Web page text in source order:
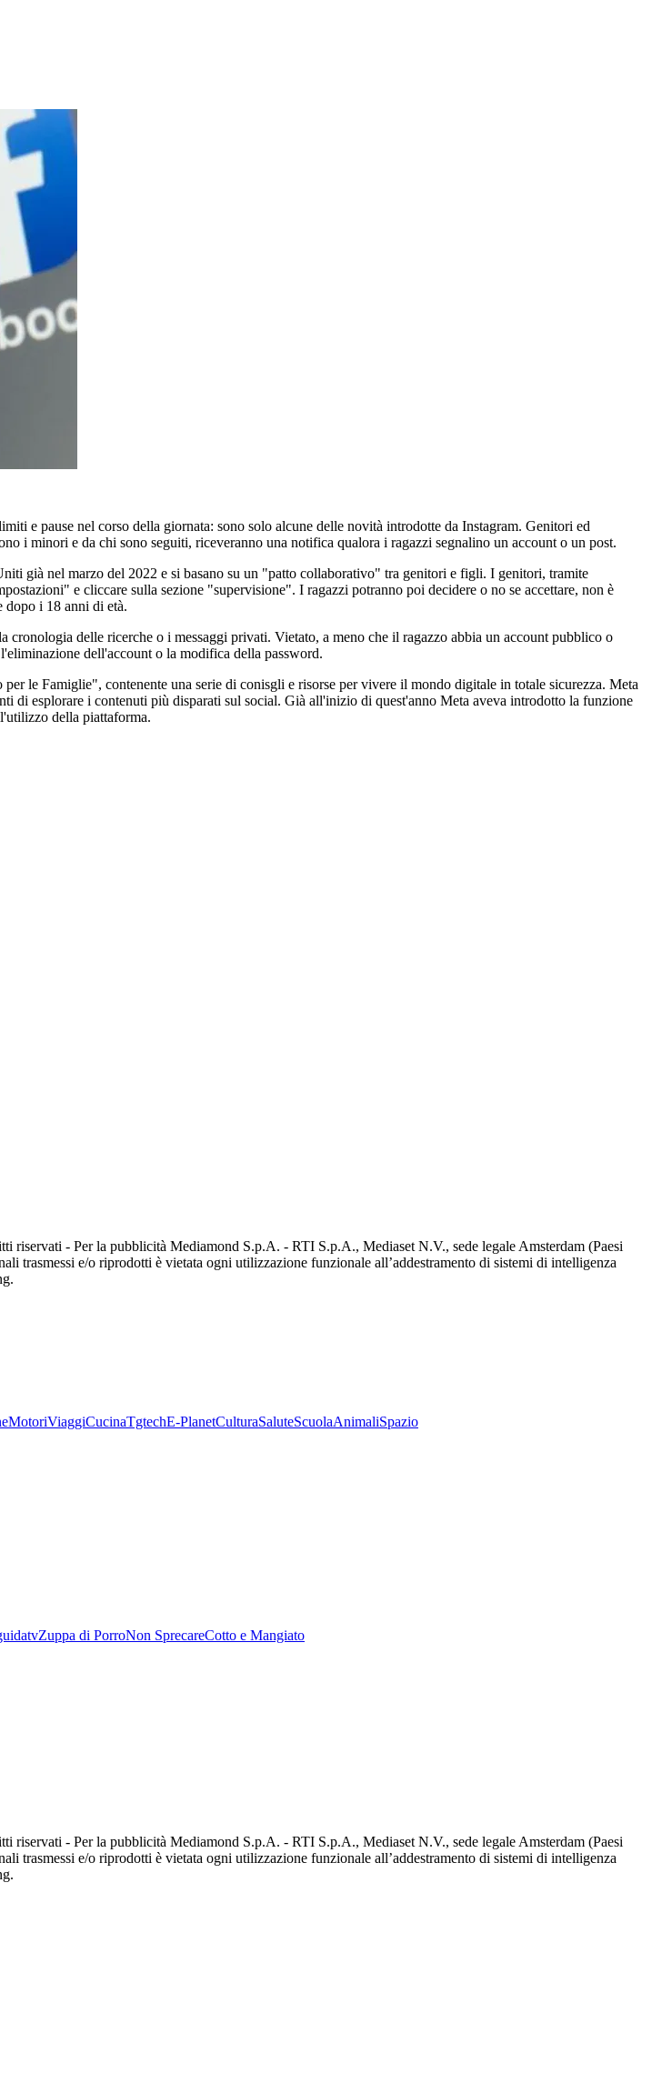
e pause nel corso della giornata: sono solo alcune delle novità introdotte da Instagram. Genitori ed
i minori e da chi sono seguiti, riceveranno una notifica qualora i ragazzi segnalino un account o un post.
già nel marzo del 2022 e si basano su un "patto collaborativo" tra genitori e figli. I genitori, tramite
e cliccare sulla sezione "supervisione". I ragazzi potranno poi decidere o no se accettare, non è
dopo i 18 anni di età.
delle ricerche o i messaggi privati. Vietato, a meno che il ragazzo abbia un account pubblico o
dell'account o la modifica della password.
le Famiglie", contenente una serie di conisgli e risorse per vivere il mondo digitale in totale sicurezza. Meta
di esplorare i contenuti più disparati sul social. Già all'inizio di quest'anno Meta aveva introdotto la funzione
della piattaforma.
- Per la pubblicità Mediamond S.p.A. - RTI S.p.A., Mediaset N.V., sede legale Amsterdam (Paesi
trasmessi e/o riprodotti è vietata ogni utilizzazione funzionale all’addestramento di sistemi di intelligenza
MotoriViaggiCucinaTgtechE-PlanetCulturaSaluteScuolaAnimaliSpazio
Zuppa di PorroNon SprecareCotto e Mangiato
- Per la pubblicità Mediamond S.p.A. - RTI S.p.A., Mediaset N.V., sede legale Amsterdam (Paesi
trasmessi e/o riprodotti è vietata ogni utilizzazione funzionale all’addestramento di sistemi di intelligenza